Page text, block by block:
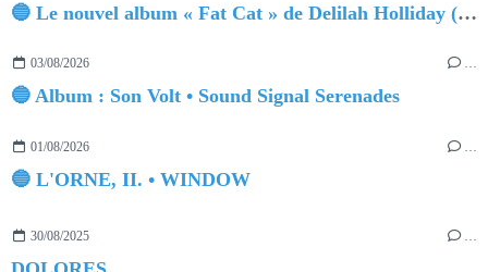
🔵 Le nouvel album « Fat Cat » de Delilah Holliday (sortie le 30 Octobre 2026)
03/08/2026 …
🔵 Album : Son Volt • Sound Signal Serenades
01/08/2026
🔵 L'ORNE, II. • WINDOW
30/08/2025 …